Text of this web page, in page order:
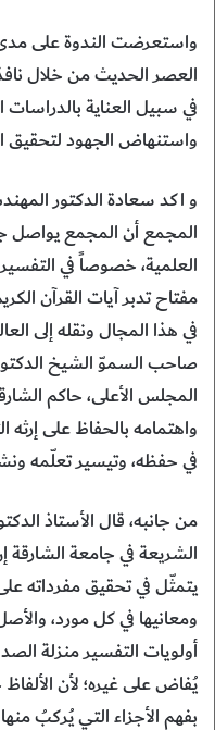
واستعرضت الندوة على
العصر الحديث من خلال
في سبيل العناية
واستنهاض الجهود لتحقيق
و اكد سعادة الدكتور
المجمع أن المجمع يواصل
العلمية، خصوصاً في التفسير
مفتاح تدبر آيات القرآن
في هذا المجال ونقله إلى
صاحب السموّ الشيخ
المجلس الأعلى، حاكم
واهتمامه بالحفاظ على
في حفظه، وتيسير تعلّمه
من جانبه، قال الأستاذ
الشريعة في جامعة الشارقة
يتمثّل في تحقيق مفرداته
ومعانيها في كل مورد،
أولويات التفسير منزلة
يُفاض على غيره؛ لأن
بفهم الأجزاء التي يُركبُ